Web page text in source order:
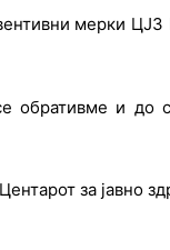
мерки
и до
за јавно